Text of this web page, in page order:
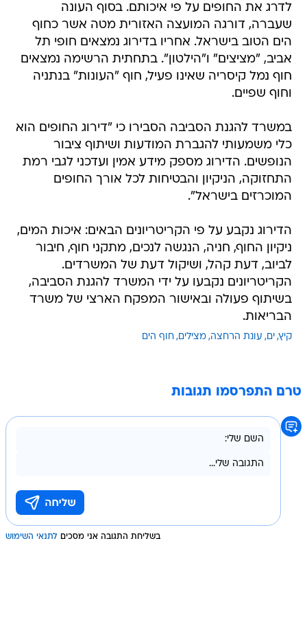
לדרג את החופים על פי איכותם. בסוף העונה
שעברה, דורגה המועצה האזורית מטה אשר כחוף
הים הטוב בישראל. אחריו בדירוג נמצאים חופי תל
אביב, "מציצים" ו"הילטון". בתחתית הרשימה נמצאים
חוף נמל קיסריה שאינו פעיל, חוף "העונות" בנתניה
וחוף שפיים.
במשרד להגנת הסביבה הסבירו כי "דירוג החופים הוא
כלי משמעותי להגברת המודעות ושיתוף ציבור
הנופשים. הדירוג מספק מידע אמין ועדכני לגבי רמת
התחזוקה, הניקיון והבטיחות לכל אורך החופים
המוכרזים בישראל".
הדירוג נקבע על פי הקריטריונים הבאים: איכות המים,
ניקיון החוף, חניה, הנגשה לנכים, מתקני חוף, חיבור
לביוב, דעת קהל, ושיקול דעת של המשרדים.
הקריטריונים נקבעו על ידי המשרד להגנת הסביבה,
בשיתוף פעולה ובאישור המפקח הארצי של משרד
הבריאות.
קיץ ים עונת הרחצה מצילים חוף הים
טרם התפרסמו תגובות
בשליחת התגובה אני מסכים לתנאי השימוש